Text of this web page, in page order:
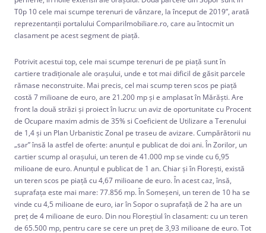
T0p 10 cele mai scumpe terenuri de vânzare, la început de 2019”, arată
reprezentanţii portalului CompariImobiliare.ro, care au întocmit un
clasament pe acest segment de piaţă.
Potrivit acestui top, cele mai scumpe terenuri de pe piaţă sunt în
cartiere tradiţionale ale oraşului, unde e tot mai dificil de găsit parcele
rămase neconstruite. Mai precis, cel mai scump teren scos pe piaţă
costă 7 milioane de euro, are 21.200 mp şi e amplasat în Mărăşti. Are
front la două străzi şi proiect în lucru: un aviz de oportunitate cu Procent
de Ocupare maxim admis de 35% si Coeficient de Utilizare a Terenului
de 1,4 şi un Plan Urbanistic Zonal pe traseu de avizare. Cumpărătorii nu
„sar” însă la astfel de oferte: anunţul e publicat de doi ani. În Zorilor, un
cartier scump al oraşului, un teren de 41.000 mp se vinde cu 6,95
milioane de euro. Anunţul e publicat de 1 an. Chiar şi în Floreşti, există
un teren scos pe piaţă cu 4,67 milioane de euro. În acest caz, însă,
suprafaţa este mai mare: 77.856 mp. În Someşeni, un teren de 10 ha se
vinde cu 4,5 milioane de euro, iar în Sopor o suprafaţă de 2 ha are un
preţ de 4 milioane de euro. Din nou Floreştiul în clasament: cu un teren
de 65.500 mp, pentru care se cere un preţ de 3,93 milioane de euro. Tot